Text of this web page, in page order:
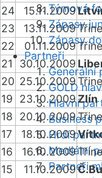
Týmová
Zápasy
Zápasy
Partneři
Generální
GOLD
Hlavní
Business
Hrdí
Mediální
Partneři
24
15.11.2009
23
13.11.2009
22
01.11.2009
21
30.10.2009
20 25.10.2009
19
23.10.2009Zlín
18
20.10.2009
17
18.10.2009
16
16.10.2009
15
11.10.2009